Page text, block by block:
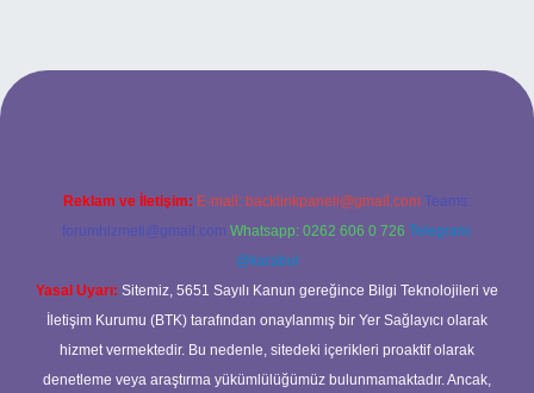
tulipbett.net
Reklam ve İletişim: E-mail: backlinkpaneli@gmail.com Teams:
forumhizmeti@gmail.com Whatsapp: 0262 606 0 726 Telegram:
@karabul
Yasal Uyarı: Sitemiz, 5651 Sayılı Kanun gereğince Bilgi Teknolojileri ve
İletişim Kurumu (BTK) tarafından onaylanmış bir Yer Sağlayıcı olarak
hizmet vermektedir. Bu nedenle, sitedeki içerikleri proaktif olarak
denetleme veya araştırma yükümlülüğümüz bulunmamaktadır. Ancak,